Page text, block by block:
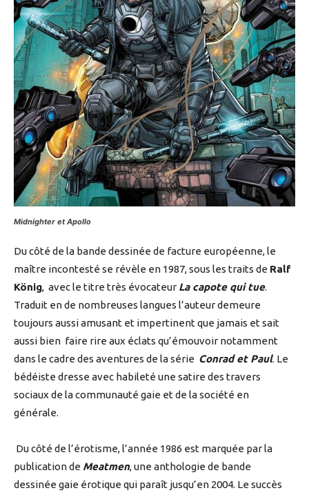
Midnighter et Apollo
Du côté de la bande dessinée de facture européenne, le
maître incontesté se révèle en 1987, sous les traits de Ralf
König, avec le titre très évocateur La capote qui tue.
Traduit en de nombreuses langues l’auteur demeure
toujours aussi amusant et impertinent que jamais et sait
aussi bien faire rire aux éclats qu’émouvoir notamment
dans le cadre des aventures de la série Conrad et Paul. Le
bédéiste dresse avec habileté une satire des travers
sociaux de la communauté gaie et de la société en
générale.
Du côté de l’érotisme, l’année 1986 est marquée par la
publication de Meatmen, une anthologie de bande
dessinée gaie érotique qui paraît jusqu’en 2004. Le succès